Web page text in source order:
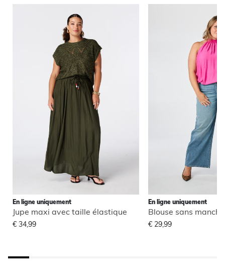
En ligne uniquement
Jupe maxi avec taille élastique
€ 34,99
En ligne uniquement
€ 29,99